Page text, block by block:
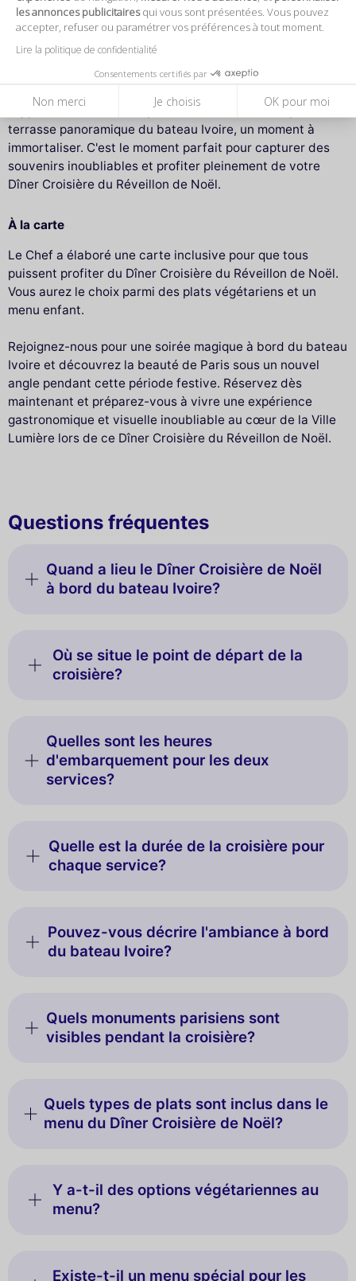
les annonces publicitairesqui vous sont présentées. Vous pouvez
accepter, refuser ou paramétrer vos préférences à tout moment.
Lire la politique de confidentialité
Consentements certifiés par
Non merci Je choisis OK pour moi
ravir vos papilles.
Le point culminant du Dîner Croisière
L'apothéose de cette soirée exceptionnelle sera le
l'opportunité de contempler son scintillement depuis la
terrasse panoramique du bateau Ivoire, un moment à
immortaliser. C'est le moment parfait pour capturer des
souvenirs inoubliables et profiter pleinement de votre
Dîner Croisière du Réveillon de Noël.
À la carte
Le Chef a élaboré une carte inclusive pour que tous
puissent profiter du Dîner Croisière du Réveillon de Noël.
Vous aurez le choix parmi des plats végétariens et un
menu enfant.
Rejoignez-nous pour une soirée magique à bord du bateau
Ivoire et découvrez la beauté de Paris sous un nouvel
angle pendant cette période festive. Réservez dès
maintenant et préparez-vous à vivre une expérience
gastronomique et visuelle inoubliable au cœur de la Ville
Lumière lors de ce Dîner Croisière du Réveillon de Noël.
Questions fréquentes
Quand a lieu le Dîner Croisière de Noël
à bord du bateau Ivoire?
Où se situe le point de départ de la
croisière?
Quelles sont les heures
d'embarquement pour les deux
services?
Quelle est la durée de la croisière pour
chaque service?
Pouvez-vous décrire l'ambiance à bord
du bateau Ivoire?
Quels monuments parisiens sont
visibles pendant la croisière?
Quels types de plats sont inclus dans le
menu du Dîner Croisière de Noël?
Y a-t-il des options végétariennes au
menu?
Existe-t-il un menu spécial pour les